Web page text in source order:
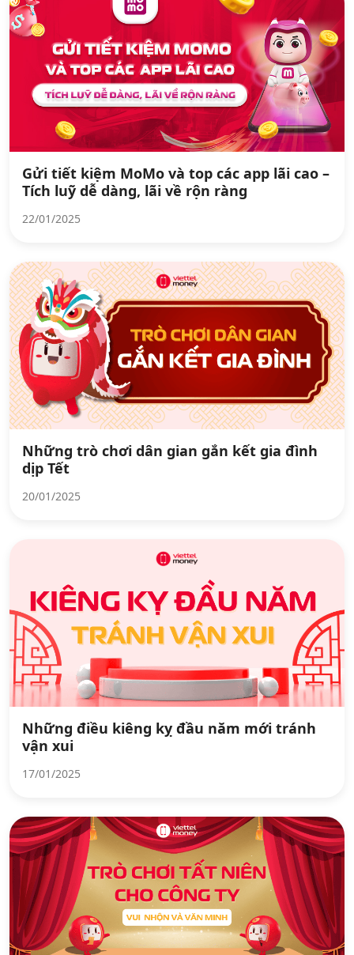
Gửi tiết kiệm MoMo và top các app lãi cao –
Tích luỹ dễ dàng, lãi về rộn ràng
22/01/2025
Những trò chơi dân gian gắn kết gia đình
dịp Tết
20/01/2025
Những điều kiêng kỵ đầu năm mới tránh
vận xui
17/01/2025